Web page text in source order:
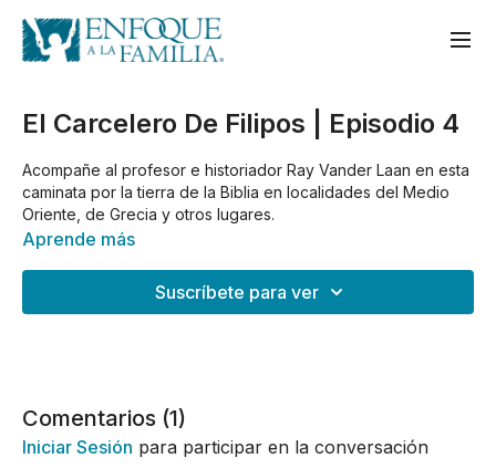
El Carcelero De Filipos | Episodio 4
Acompañe al profesor e historiador Ray Vander Laan en esta
caminata por la tierra de la Biblia en localidades del Medio
Oriente, de Grecia y otros lugares.
https://store.focusonthefamily.com/guia-de-la-exploracion-
de-la-mision-de-israel-digital
-Guía Digital de volumen "UN ENFRENTAMIENTO ENTRE
REINOS":
Aprende más
Suscríbete para ver
Comentarios (1)
Iniciar Sesión para participar en la conversación